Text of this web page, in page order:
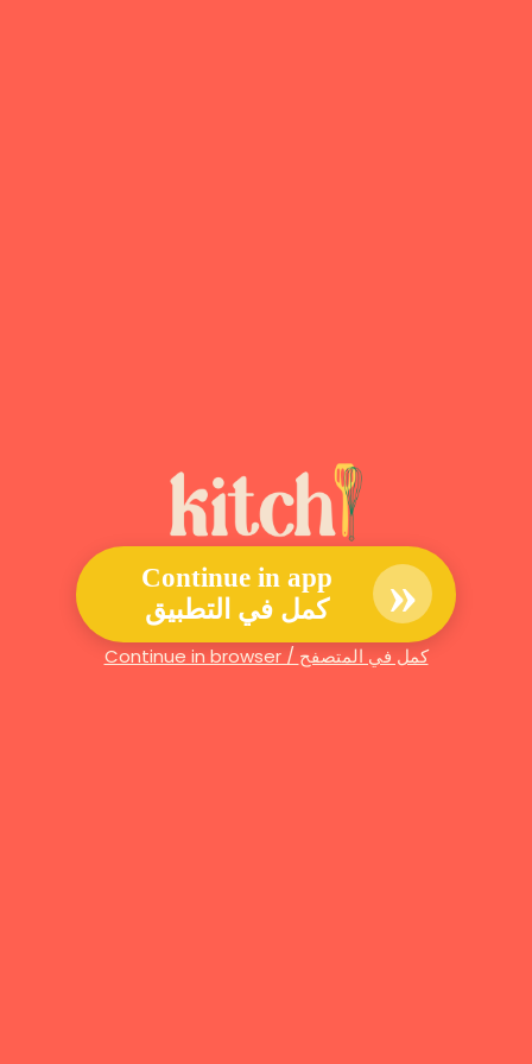
Continue in app
كمل في التطبيق
»
Continue in browser / كمل في المتصفح